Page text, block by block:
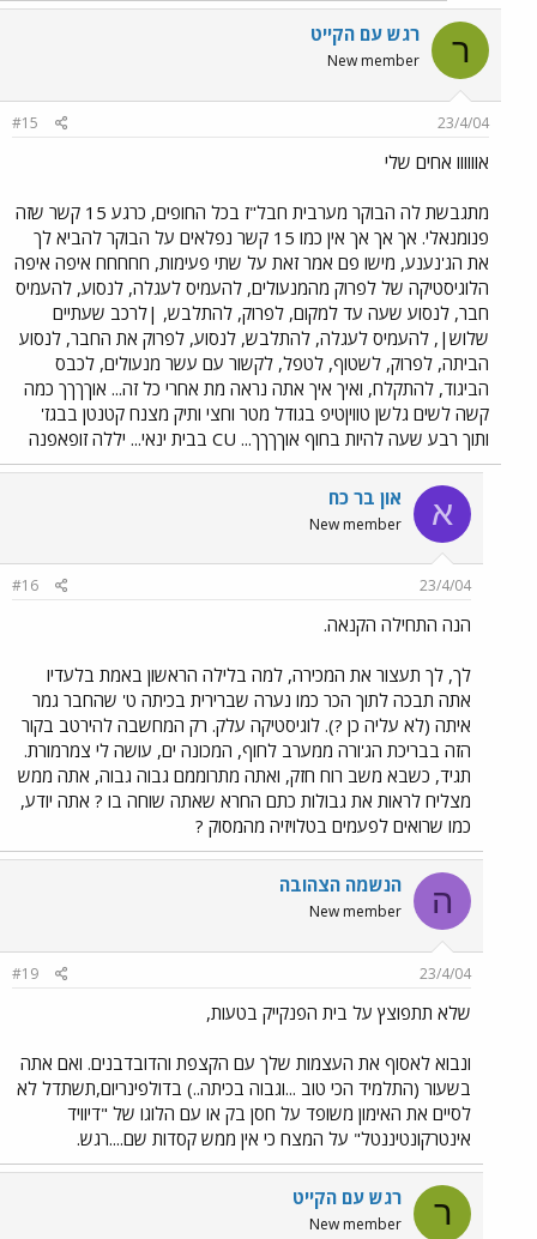
ר רגש עם הקייט
New member
23/4/04
#15
אוווווו אחים שלי
מתגבשת לה הבוקר מערבית חבל"ז בכל החופים, כרגע 15 קשר שזה
פנומנאלי. אך אך אך אין כמו 15 קשר נפלאים על הבוקר להביא לך
את הג'נענע, מישו פם אמר זאת על שתי פעימות, חחחחח איפה איפה
הלוגיסטיקה של לפרוק מהמנעולים, להעמיס לעגלה, לנסוע, להעמיס
חבר, לנסוע שעה עד למקום, לפרוק, להתלבש, |לרכב שעתיים
שלוש|, להעמיס לעגלה, להתלבש, לנסוע, לפרוק את החבר, לנסוע
הביתה, לפרוק, לשטוף, לטפל, לקשור עם עשר מנעולים, לכבס
הביגוד, להתקלח, ואיך איך אתה נראה מת אחרי כל זה... אוךךךך כמה
קשה לשים גלשן טוויןטיפ בגודל מטר וחצי ותיק מצנח קטנטן בבגז'
ותוך רבע שעה להיות בחוף אוךךךך... CU בבית ינאי... יללה זופאפנה
א און בר כח
New member
23/4/04
#16
הנה התחילה הקנאה.
לך, לך תעצור את המכירה, למה בלילה הראשון באמת בלעדיו
אתה תבכה לתוך הכר כמו נערה שברירית בכיתה ט' שהחבר גמר
איתה (לא עליה כן ?). לוגיסטיקה עלק. רק המחשבה להירטב בקור
הזה בבריכת הג'ורה ממערב לחוף, המכונה ים, עושה לי צמרמורת.
תגיד, כשבא משב רוח חזק, ואתה מתרוממם גבוה גבוה, אתה ממש
מצליח לראות את גבולות כתם החרא שאתה שוחה בו ? אתה יודע,
כמו שרואים לפעמים בטלויזיה מהמסוק ?
ה הנשמה הצהובה
New member
23/4/04
#19
שלא תתפוצץ על בית הפנקייק בטעות,
ונבוא לאסוף את העצמות שלך עם הקצפת והדובדבנים. ואם אתה
בשעור (התלמיד הכי טוב ...וגבוה בכיתה..) בדולפינריום,תשתדל לא
לסיים את האימון משופד על חסן בק או עם הלוגו של "דיוויד
אינטרקונטיננטל" על המצח כי אין ממש קסדות שם....רגש.
ר רגש עם הקייט
New member